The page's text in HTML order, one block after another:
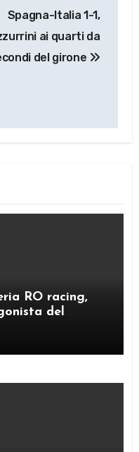
Spagna-Italia 1-1,
ai quarti da
del girone
RO racing,
del